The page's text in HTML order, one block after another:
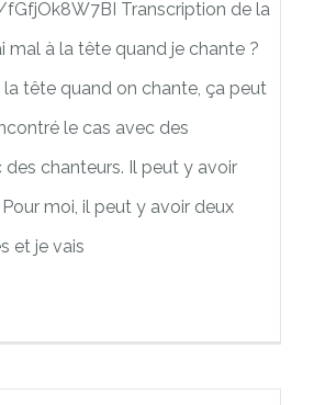
Transcription de la
mal à la tête quand je chante ?
la tête quand on chante, ça peut
le cas avec des
des chanteurs. Il peut y avoir
moi, il peut y avoir deux
et je vais